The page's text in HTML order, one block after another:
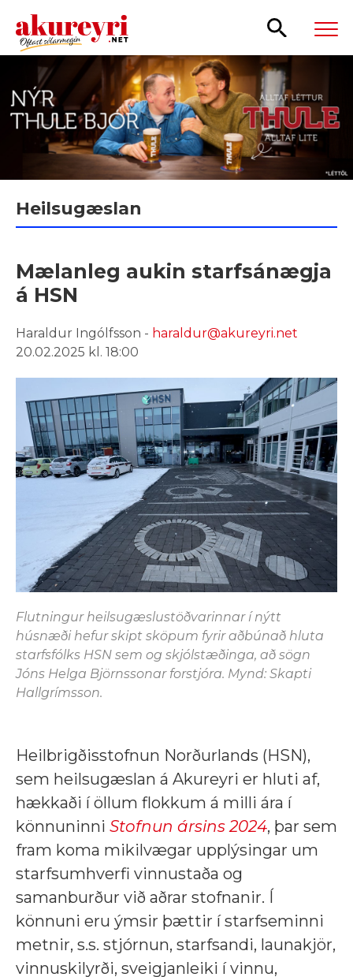
Leita
Heilsugæslan
Mælanleg aukin starfsánægja
á HSN
Haraldur Ingólfsson - haraldur@akureyri.net
20.02.2025 kl. 18:00
Flutningur heilsugæslustöðvarinnar í nýtt
húsnæði hefur skipt sköpum fyrir aðbúnað hluta
starfsfólks HSN sem og skjólstæðinga, að sögn
Jóns Helga Björnssonar forstjóra. Mynd: Skapti
Hallgrímsson.
Heilbrigðisstofnun Norðurlands (HSN),
sem heilsugæslan á Akureyri er hluti af,
hækkaði í öllum flokkum á milli ára í
könnuninni Stofnun ársins 2024, þar sem
fram koma mikilvægar upplýsingar um
starfsumhverfi vinnustaða og
samanburður við aðrar stofnanir. Í
könnuni eru ýmsir þættir í starfseminni
metnir, s.s. stjórnun, starfsandi, launakjör,
vinnuskilyrði, sveigjanleiki í vinnu,